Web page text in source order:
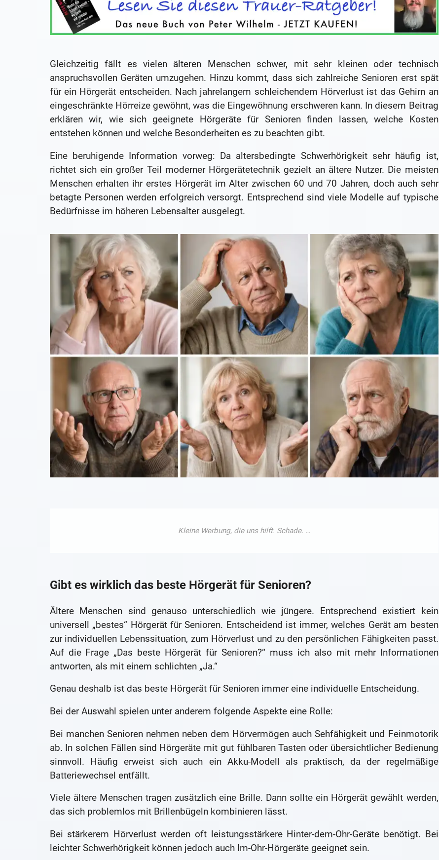
Gleichzeitig fällt es vielen älteren Menschen schwer, mit sehr kleinen oder technisch
anspruchsvollen Geräten umzugehen. Hinzu kommt, dass sich zahlreiche Senioren erst spät
für ein Hörgerät entscheiden. Nach jahrelangem schleichendem Hörverlust ist das Gehirn an
eingeschränkte Hörreize gewöhnt, was die Eingewöhnung erschweren kann. In diesem Beitrag
erklären wir, wie sich geeignete Hörgeräte für Senioren finden lassen, welche Kosten
entstehen können und welche Besonderheiten es zu beachten gibt.
Eine beruhigende Information vorweg: Da altersbedingte Schwerhörigkeit sehr häufig ist,
richtet sich ein großer Teil moderner Hörgerätetechnik gezielt an ältere Nutzer. Die meisten
Menschen erhalten ihr erstes Hörgerät im Alter zwischen 60 und 70 Jahren, doch auch sehr
betagte Personen werden erfolgreich versorgt. Entsprechend sind viele Modelle auf typische
Bedürfnisse im höheren Lebensalter ausgelegt.
Gibt es wirklich das beste Hörgerät für Senioren?
Ältere Menschen sind genauso unterschiedlich wie jüngere. Entsprechend existiert kein
universell „bestes“ Hörgerät für Senioren. Entscheidend ist immer, welches Gerät am besten
zur individuellen Lebenssituation, zum Hörverlust und zu den persönlichen Fähigkeiten passt.
Auf die Frage „Das beste Hörgerät für Senioren?“ muss ich also mit mehr Informationen
antworten, als mit einem schlichten „Ja.“
Genau deshalb ist das beste Hörgerät für Senioren immer eine individuelle Entscheidung.
Bei der Auswahl spielen unter anderem folgende Aspekte eine Rolle:
Bei manchen Senioren nehmen neben dem Hörvermögen auch Sehfähigkeit und Feinmotorik
ab. In solchen Fällen sind Hörgeräte mit gut fühlbaren Tasten oder übersichtlicher Bedienung
sinnvoll. Häufig erweist sich auch ein Akku-Modell als praktisch, da der regelmäßige
Batteriewechsel entfällt.
Viele ältere Menschen tragen zusätzlich eine Brille. Dann sollte ein Hörgerät gewählt werden,
das sich problemlos mit Brillenbügeln kombinieren lässt.
Bei stärkerem Hörverlust werden oft leistungsstärkere Hinter-dem-Ohr-Geräte benötigt. Bei
leichter Schwerhörigkeit können jedoch auch Im-Ohr-Hörgeräte geeignet sein.